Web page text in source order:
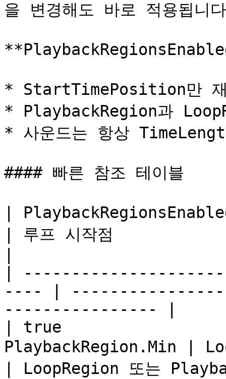
을 변경해도 바로 적용됩니다
* StartTimePosition만 재
* PlaybackRegion과
* 사운드는 항상
#### 빠른 참조 테이블
|
| 루프 시작점
|
---- |
---------------- |
| true
PlaybackRegion.Min |
| LoopRegion 또는